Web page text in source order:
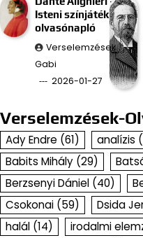
Isteni színjáték
olvasónapló
Verselemzések
Gabi
2026-01-27
Verselemzések-
Ady Endre (61) analízis
Babits Mihály (29)
Berzsenyi Dániel (40)
Csokonai (59) Dsida
halál (14) irodalmi